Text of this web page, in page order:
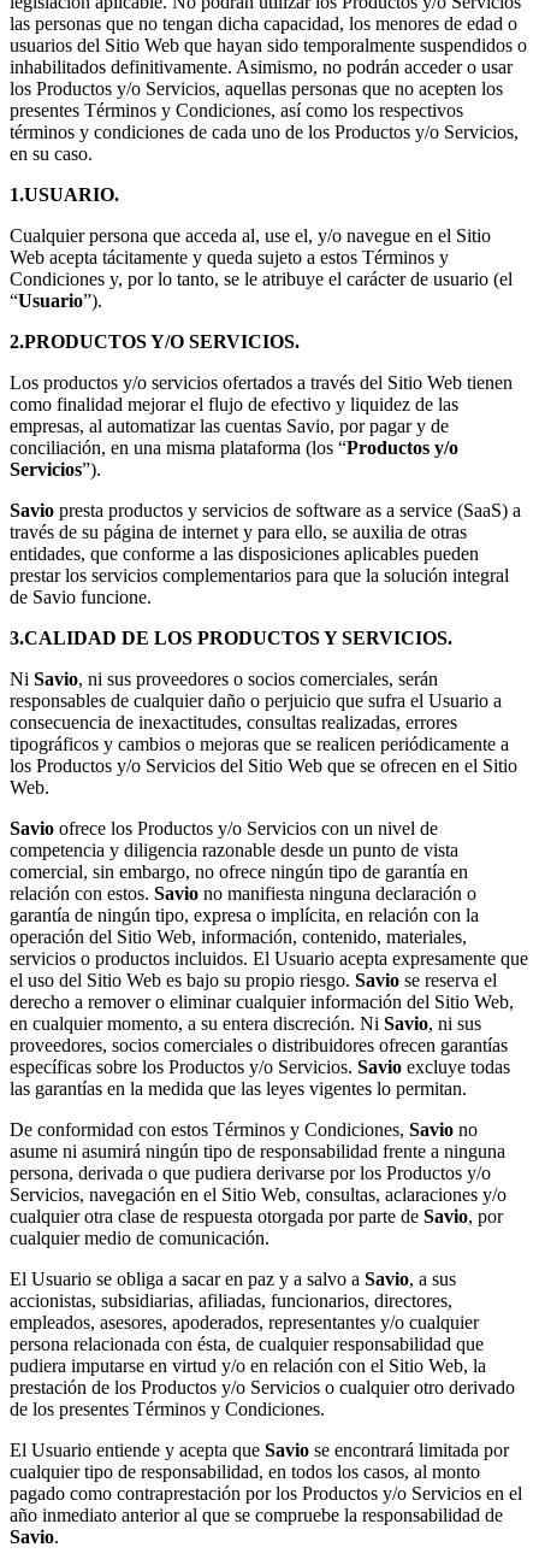
las personas que no tengan dicha capacidad, los menores de edad o
usuarios del Sitio Web que hayan sido temporalmente suspendidos o
inhabilitados definitivamente. Asimismo, no podrán acceder o usar
los Productos y/o Servicios, aquellas personas que no acepten los
presentes Términos y Condiciones, así como los respectivos
términos y condiciones de cada uno de los Productos y/o Servicios,
en su caso.
1.USUARIO.
Cualquier persona que acceda al, use el, y/o navegue en el Sitio
Web acepta tácitamente y queda sujeto a estos Términos y
Condiciones y, por lo tanto, se le atribuye el carácter de usuario (el
“Usuario”).
2.PRODUCTOS Y/O SERVICIOS.
Los productos y/o servicios ofertados a través del Sitio Web tienen
como finalidad mejorar el flujo de efectivo y liquidez de las
empresas, al automatizar las cuentas Savio, por pagar y de
conciliación, en una misma plataforma (los “Productos y/o
Servicios”).
Savio presta productos y servicios de software as a service (SaaS) a
través de su página de internet y para ello, se auxilia de otras
entidades, que conforme a las disposiciones aplicables pueden
prestar los servicios complementarios para que la solución integral
de Savio funcione.
3.CALIDAD DE LOS PRODUCTOS Y SERVICIOS.
Ni Savio, ni sus proveedores o socios comerciales, serán
responsables de cualquier daño o perjuicio que sufra el Usuario a
consecuencia de inexactitudes, consultas realizadas, errores
tipográficos y cambios o mejoras que se realicen periódicamente a
los Productos y/o Servicios del Sitio Web que se ofrecen en el Sitio
Web.
Savio ofrece los Productos y/o Servicios con un nivel de
competencia y diligencia razonable desde un punto de vista
comercial, sin embargo, no ofrece ningún tipo de garantía en
relación con estos. Savio no manifiesta ninguna declaración o
garantía de ningún tipo, expresa o implícita, en relación con la
operación del Sitio Web, información, contenido, materiales,
servicios o productos incluidos. El Usuario acepta expresamente que
el uso del Sitio Web es bajo su propio riesgo. Savio se reserva el
derecho a remover o eliminar cualquier información del Sitio Web,
en cualquier momento, a su entera discreción. Ni Savio, ni sus
proveedores, socios comerciales o distribuidores ofrecen garantías
específicas sobre los Productos y/o Servicios. Savio excluye todas
las garantías en la medida que las leyes vigentes lo permitan.
De conformidad con estos Términos y Condiciones, Savio no
asume ni asumirá ningún tipo de responsabilidad frente a ninguna
persona, derivada o que pudiera derivarse por los Productos y/o
Servicios, navegación en el Sitio Web, consultas, aclaraciones y/o
cualquier otra clase de respuesta otorgada por parte de Savio, por
cualquier medio de comunicación.
El Usuario se obliga a sacar en paz y a salvo a Savio, a sus
accionistas, subsidiarias, afiliadas, funcionarios, directores,
empleados, asesores, apoderados, representantes y/o cualquier
persona relacionada con ésta, de cualquier responsabilidad que
pudiera imputarse en virtud y/o en relación con el Sitio Web, la
prestación de los Productos y/o Servicios o cualquier otro derivado
de los presentes Términos y Condiciones.
El Usuario entiende y acepta que Savio se encontrará limitada por
cualquier tipo de responsabilidad, en todos los casos, al monto
pagado como contraprestación por los Productos y/o Servicios en el
año inmediato anterior al que se compruebe la responsabilidad de
Savio.